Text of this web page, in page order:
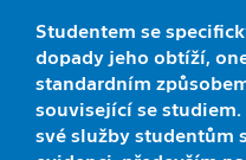
Studentem se
dopady jeho obtíží,
standardním
související se studiem.
své služby studentům